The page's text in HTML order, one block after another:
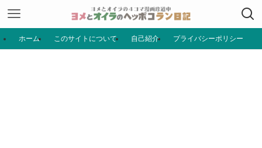
ホーム このサイトについて 自己紹介 プライバシーポリシー